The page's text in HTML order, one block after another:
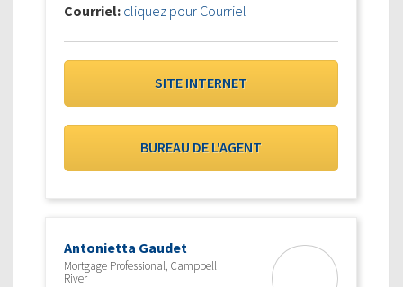
Courriel: cliquez pour Courriel
SITE INTERNET
BUREAU DE L'AGENT
Antonietta Gaudet
Mortgage Professional, Campbell
River